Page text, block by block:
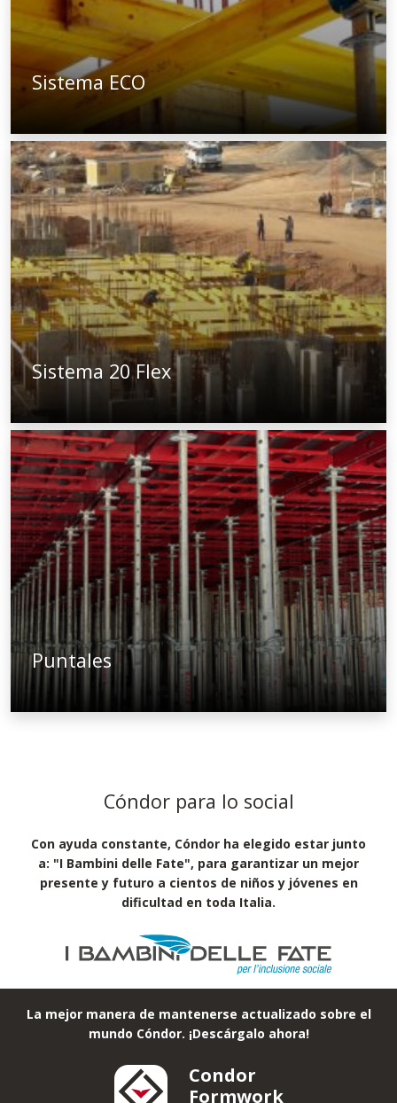
Sistema ECO
Sistema 20 Flex
Puntales
Condor
Formwork
La mejor manera de mantenerse actualizado sobre el
mundo Cóndor. ¡Descárgalo ahora!
Cóndor para lo social
Con ayuda constante, Cóndor ha elegido estar junto
a: "I Bambini delle Fate", para garantizar un mejor
presente y futuro a cientos de niños y jóvenes en
dificultad en toda Italia.